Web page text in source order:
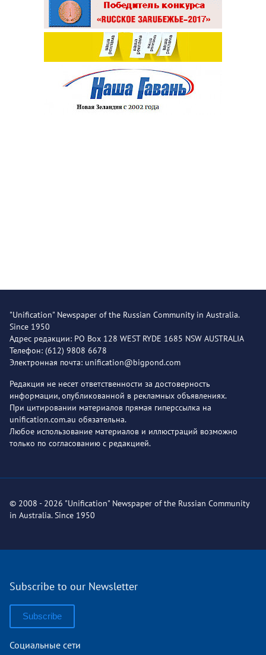
"Unification" Newspaper of the Russian Community in Australia.
Since 1950
Адрес редакции: PO Box 128 WEST RYDE 1685 NSW AUSTRALIA
Телефон: (612) 9808 6678
Электронная почта: unification@bigpond.com
Редакция не несет ответственности за достоверность
информации, опубликованной в рекламных объявлениях.
При цитировании материалов прямая гиперссылка на
unification.com.au обязательна.
Любое использование материалов и иллюстраций возможно
только по согласованию с редакцией.
© 2008 - 2026 "Unification" Newspaper of the Russian Community
in Australia. Since 1950
Subscribe to our Newsletter
Subscribe
Социальные сети